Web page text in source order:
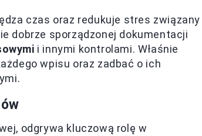
czas oraz redukuje stres związany
dobrze sporządzonej dokumentacji
i innymi kontrolami. Właśnie
wpisu oraz zadbać o ich
odgrywa kluczową rolę w